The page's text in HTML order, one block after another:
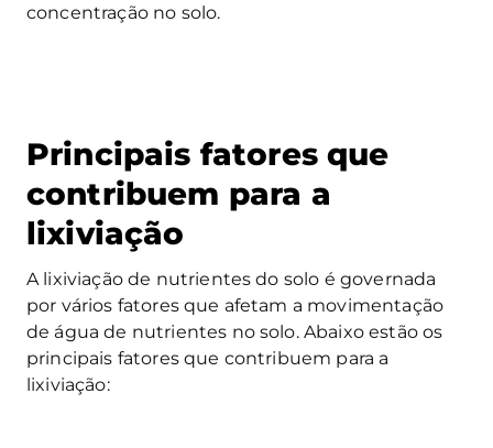
concentração no solo.
Principais fatores que
contribuem para a
lixiviação
A lixiviação de nutrientes do solo é governada
por vários fatores que afetam a movimentação
de água de nutrientes no solo. Abaixo estão os
principais fatores que contribuem para a
lixiviação: